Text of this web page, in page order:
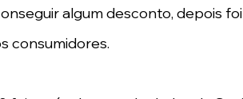
algum desconto, depois
consumidores.